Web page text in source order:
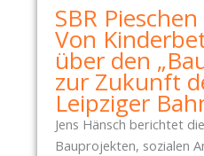
SBR
Von
über den
zur Zukunft
Leipziger
Jens Hänsch berichtet
Bauprojekten, sozialen